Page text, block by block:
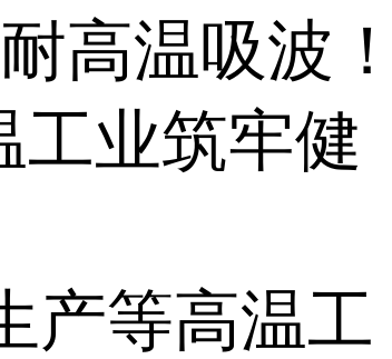
高温吸波！
工业筑牢健
产等高温工